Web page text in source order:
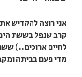
אני רוצה להקדיש
קרב שנפל בששת
לחיים ארוכים..)
מדי פעם בביתה